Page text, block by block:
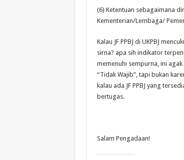
(6) Ketentuan sebagaimana
Kementerian/Lembaga/
Kalau JF PPBJ di UKPBJ
sirna? apa sih indikator
memenuhi sempurna, ini
“Tidak Wajib”, tapi bukan
kalau ada JF PPBJ yang
bertugas.
Salam Pengadaan!